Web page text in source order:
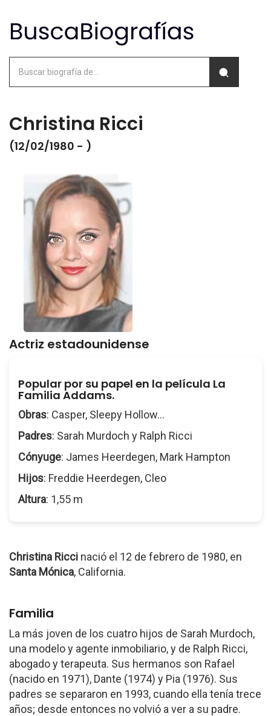
Christina Ricci
(12/02/1980 - )
Actriz estadounidense
Popular por su papel en la película La
Familia Addams.
Obras: Casper, Sleepy Hollow...
Padres: Sarah Murdoch y Ralph Ricci
Cónyuge: James Heerdegen, Mark Hampton
Hijos: Freddie Heerdegen, Cleo
Altura: 1,55 m
Christina Ricci nació el 12 de febrero de 1980, en
Santa Mónica, California.
Familia
La más joven de los cuatro hijos de Sarah Murdoch,
una modelo y agente inmobiliario, y de Ralph Ricci,
abogado y terapeuta. Sus hermanos son Rafael
(nacido en 1971), Dante (1974) y Pia (1976). Sus
padres se separaron en 1993, cuando ella tenía trece
años; desde entonces no volvió a ver a su padre.